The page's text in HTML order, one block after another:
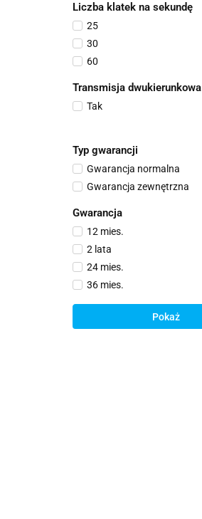
Liczba klatek na sekundę
25
30
60
Transmisja dwukierunkowa
Tak
Typ gwarancji
Gwarancja normalna
Gwarancja zewnętrzna
Gwarancja
12 mies.
2 lata
24 mies.
36 mies.
Pokaż